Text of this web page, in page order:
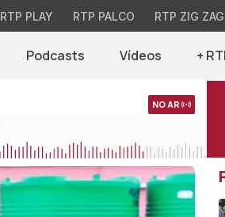
RTP PLAY RTP PALCO RTP ZIG ZAG
Podcasts Vídeos +
NO AR